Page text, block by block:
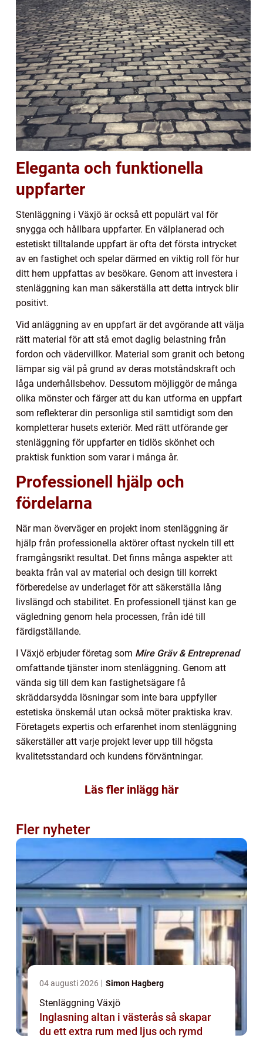
Eleganta och funktionella
uppfarter
Stenläggning i Växjö är också ett populärt val för
snygga och hållbara uppfarter. En välplanerad och
estetiskt tilltalande uppfart är ofta det första intrycket
av en fastighet och spelar därmed en viktig roll för hur
ditt hem uppfattas av besökare. Genom att investera i
stenläggning kan man säkerställa att detta intryck blir
positivt.
Vid anläggning av en uppfart är det avgörande att välja
rätt material för att stå emot daglig belastning från
fordon och vädervillkor. Material som granit och betong
lämpar sig väl på grund av deras motståndskraft och
låga underhållsbehov. Dessutom möjliggör de många
olika mönster och färger att du kan utforma en uppfart
som reflekterar din personliga stil samtidigt som den
kompletterar husets exteriör. Med rätt utförande ger
stenläggning för uppfarter en tidlös skönhet och
praktisk funktion som varar i många år.
Professionell hjälp och
fördelarna
När man överväger en projekt inom stenläggning är
hjälp från professionella aktörer oftast nyckeln till ett
framgångsrikt resultat. Det finns många aspekter att
beakta från val av material och design till korrekt
förberedelse av underlaget för att säkerställa lång
livslängd och stabilitet. En professionell tjänst kan ge
vägledning genom hela processen, från idé till
färdigställande.
I Växjö erbjuder företag som Mire Gräv & Entreprenad
omfattande tjänster inom stenläggning. Genom att
vända sig till dem kan fastighetsägare få
skräddarsydda lösningar som inte bara uppfyller
estetiska önskemål utan också möter praktiska krav.
Företagets expertis och erfarenhet inom stenläggning
säkerställer att varje projekt lever upp till högsta
kvalitetsstandard och kundens förväntningar.
Läs fler inlägg här
Fler nyheter
04 augusti 2026 Simon Hagberg
Stenläggning Växjö
Inglasning altan i västerås så skapar
du ett extra rum med ljus och rymd